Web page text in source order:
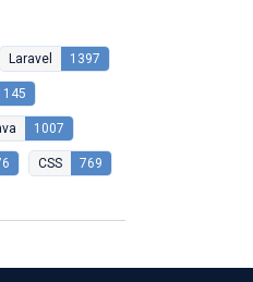
Laravel 1397
1007
CSS 769